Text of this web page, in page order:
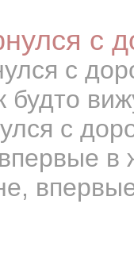
с
с
будто
с
в